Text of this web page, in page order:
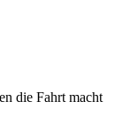
die Fahrt macht